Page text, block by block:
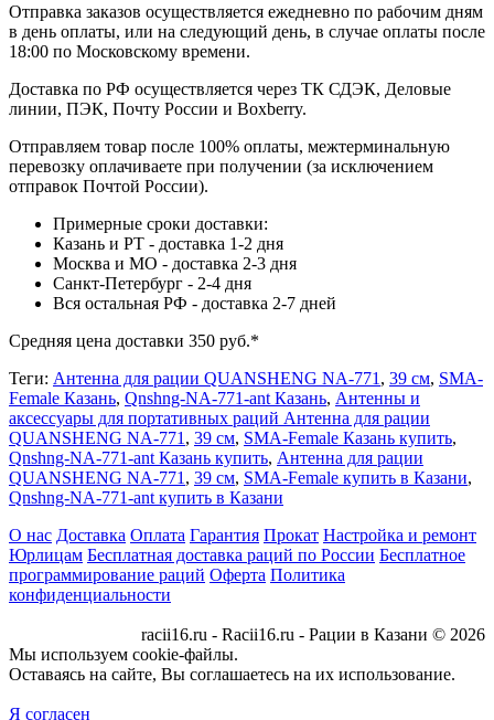
Отправка заказов осуществляется ежедневно по рабочим дням
в день оплаты, или на следующий день, в случае оплаты после
18:00 по Московскому времени.
Доставка по РФ осуществляется через ТК СДЭК, Деловые
линии, ПЭК, Почту России и Boxberry.
Отправляем товар после 100% оплаты, межтерминальную
перевозку оплачиваете при получении (за исключением
отправок Почтой России).
Примерные сроки доставки:
Казань и РТ - доставка 1-2 дня
Москва и МО - доставка 2-3 дня
Санкт-Петербург - 2-4 дня
Вся остальная РФ - доставка 2-7 дней
Средняя цена доставки 350 руб.*
Теги: Антенна для рации QUANSHENG NA-771 , 39 см, SMA-
Female Казань, Qnshng-NA-771-ant Казань, Антенны и
аксессуары для портативных раций Антенна для рации
QUANSHENG NA-771 , 39 см, SMA-Female Казань купить,
Qnshng-NA-771-ant Казань купить, Антенна для рации
QUANSHENG NA-771 , 39 см, SMA-Female купить в Казани,
Qnshng-NA-771-ant купить в Казани
О нас Доставка Оплата Гарантия Прокат Настройка и ремонт
Юрлицам Бесплатная доставка раций по России Бесплатное
программирование раций Оферта Политика
конфиденциальности
racii16.ru - Racii16.ru - Рации в Казани © 2026
Мы используем cookie-файлы.
Оставаясь на сайте, Вы соглашаетесь на их использование.
Я согласен